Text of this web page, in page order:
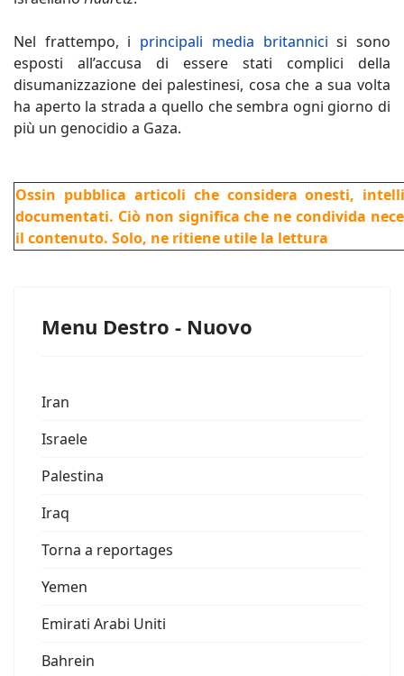
Nel frattempo, i principali media britannici si sono
esposti all’accusa di essere stati complici della
disumanizzazione dei palestinesi, cosa che a sua volta
ha aperto la strada a quello che sembra ogni giorno di
più un genocidio a Gaza.
Ossin pubblica articoli che considera onesti,
documentati. Ciò non significa che ne condivida
il contenuto. Solo, ne ritiene utile la lettura
Menu Destro - Nuovo
Iran
Israele
Palestina
Iraq
Torna a reportages
Yemen
Emirati Arabi Uniti
Bahrein